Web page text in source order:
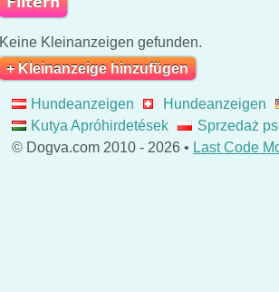
Keine Kleinanzeigen gefunden.
+ Kleinanzeige hinzufügen
Hundeanzeigen Hundeanzeigen
Kutya Apróhirdetések
Sprzedaż
© Dogva.com 2010 - 2026 • Last Code